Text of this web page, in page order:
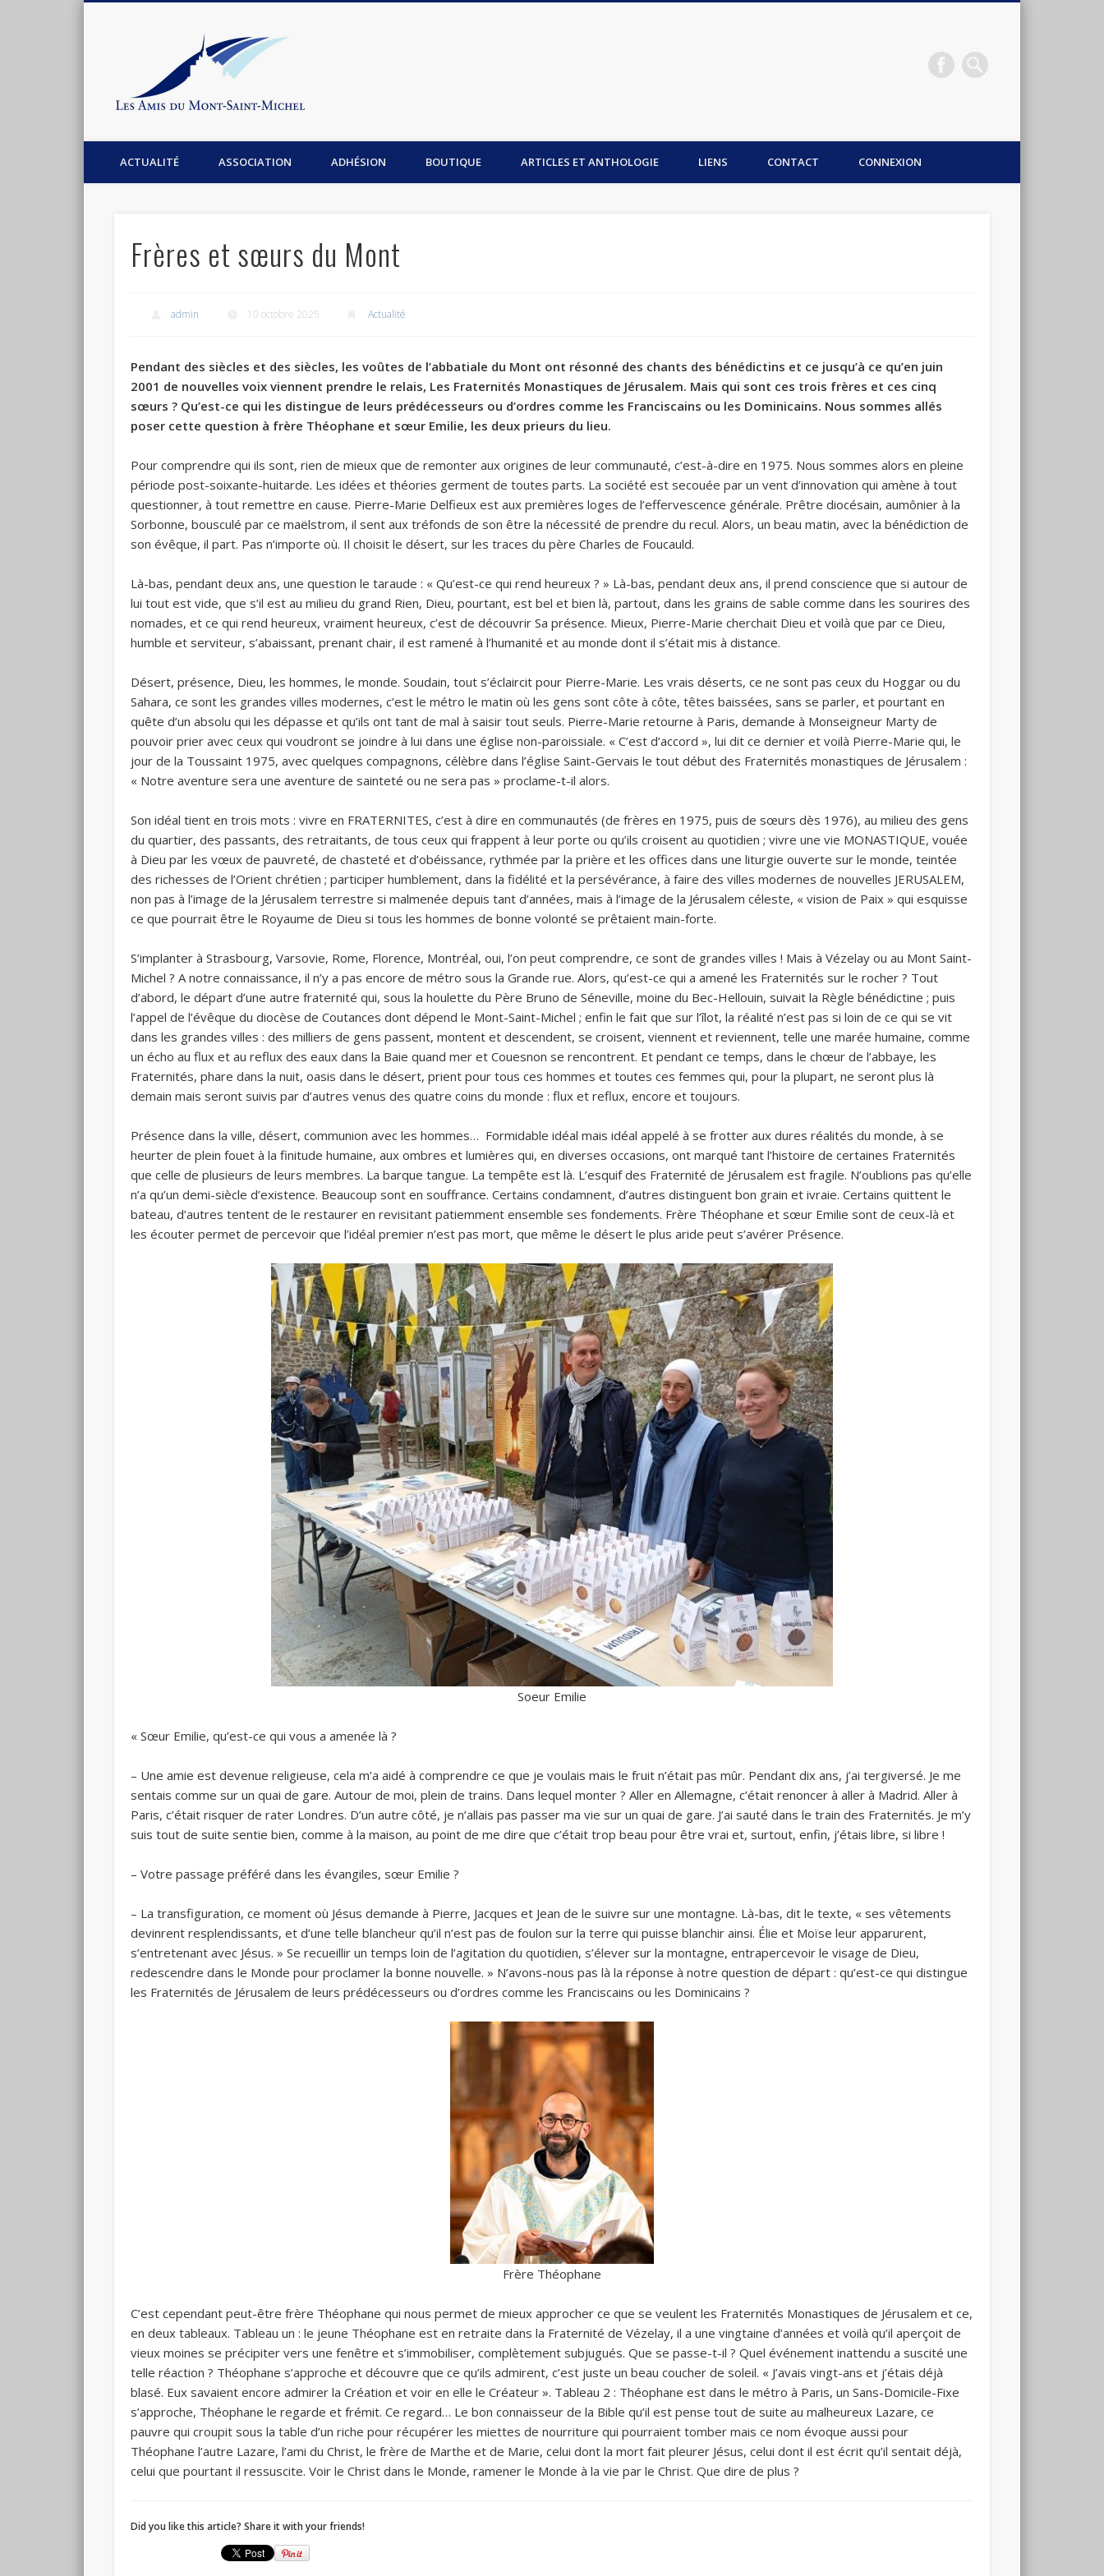
Association les amis du Mont-Saint-Michel
ACTUALITÉ ASSOCIATION ADHÉSION BOUTIQUE ARTICLES ET ANTHOLOGIE LIENS CONTACT CONNEXION
Frères et sœurs du Mont
admin 10 octobre 2025 Actualité
Pendant des siècles et des siècles, les voûtes de l’abbatiale du Mont ont résonné des chants des bénédictins et ce jusqu’à ce qu’en juin
2001 de nouvelles voix viennent prendre le relais, Les Fraternités Monastiques de Jérusalem. Mais qui sont ces trois frères et ces cinq
sœurs ? Qu’est-ce qui les distingue de leurs prédécesseurs ou d’ordres comme les Franciscains ou les Dominicains. Nous sommes allés
poser cette question à frère Théophane et sœur Emilie, les deux prieurs du lieu.
Pour comprendre qui ils sont, rien de mieux que de remonter aux origines de leur communauté, c’est-à-dire en 1975. Nous sommes alors en pleine
période post-soixante-huitarde. Les idées et théories germent de toutes parts. La société est secouée par un vent d’innovation qui amène à tout
questionner, à tout remettre en cause. Pierre-Marie Delfieux est aux premières loges de l’effervescence générale. Prêtre diocésain, aumônier à la
Sorbonne, bousculé par ce maëlstrom, il sent aux tréfonds de son être la nécessité de prendre du recul. Alors, un beau matin, avec la bénédiction de
son évêque, il part. Pas n’importe où. Il choisit le désert, sur les traces du père Charles de Foucauld.
Là-bas, pendant deux ans, une question le taraude : « Qu’est-ce qui rend heureux ? » Là-bas, pendant deux ans, il prend conscience que si autour de
lui tout est vide, que s’il est au milieu du grand Rien, Dieu, pourtant, est bel et bien là, partout, dans les grains de sable comme dans les sourires des
nomades, et ce qui rend heureux, vraiment heureux, c’est de découvrir Sa présence. Mieux, Pierre-Marie cherchait Dieu et voilà que par ce Dieu,
humble et serviteur, s’abaissant, prenant chair, il est ramené à l’humanité et au monde dont il s’était mis à distance.
Désert, présence, Dieu, les hommes, le monde. Soudain, tout s’éclaircit pour Pierre-Marie. Les vrais déserts, ce ne sont pas ceux du Hoggar ou du
Sahara, ce sont les grandes villes modernes, c’est le métro le matin où les gens sont côte à côte, têtes baissées, sans se parler, et pourtant en
quête d’un absolu qui les dépasse et qu’ils ont tant de mal à saisir tout seuls. Pierre-Marie retourne à Paris, demande à Monseigneur Marty de
pouvoir prier avec ceux qui voudront se joindre à lui dans une église non-paroissiale. « C’est d’accord », lui dit ce dernier et voilà Pierre-Marie qui, le
jour de la Toussaint 1975, avec quelques compagnons, célèbre dans l’église Saint-Gervais le tout début des Fraternités monastiques de Jérusalem :
« Notre aventure sera une aventure de sainteté ou ne sera pas » proclame-t-il alors.
Son idéal tient en trois mots : vivre en FRATERNITES, c’est à dire en communautés (de frères en 1975, puis de sœurs dès 1976), au milieu des gens
du quartier, des passants, des retraitants, de tous ceux qui frappent à leur porte ou qu’ils croisent au quotidien ; vivre une vie MONASTIQUE, vouée
à Dieu par les vœux de pauvreté, de chasteté et d’obéissance, rythmée par la prière et les offices dans une liturgie ouverte sur le monde, teintée
des richesses de l’Orient chrétien ; participer humblement, dans la fidélité et la persévérance, à faire des villes modernes de nouvelles JERUSALEM,
non pas à l’image de la Jérusalem terrestre si malmenée depuis tant d’années, mais à l’image de la Jérusalem céleste, « vision de Paix » qui esquisse
ce que pourrait être le Royaume de Dieu si tous les hommes de bonne volonté se prêtaient main-forte.
S’implanter à Strasbourg, Varsovie, Rome, Florence, Montréal, oui, l’on peut comprendre, ce sont de grandes villes ! Mais à Vézelay ou au Mont Saint-
Michel ? A notre connaissance, il n’y a pas encore de métro sous la Grande rue. Alors, qu’est-ce qui a amené les Fraternités sur le rocher ? Tout
d’abord, le départ d’une autre fraternité qui, sous la houlette du Père Bruno de Séneville, moine du Bec-Hellouin, suivait la Règle bénédictine ; puis
l’appel de l’évêque du diocèse de Coutances dont dépend le Mont-Saint-Michel ; enfin le fait que sur l’îlot, la réalité n’est pas si loin de ce qui se vit
dans les grandes villes : des milliers de gens passent, montent et descendent, se croisent, viennent et reviennent, telle une marée humaine, comme
un écho au flux et au reflux des eaux dans la Baie quand mer et Couesnon se rencontrent. Et pendant ce temps, dans le chœur de l’abbaye, les
Fraternités, phare dans la nuit, oasis dans le désert, prient pour tous ces hommes et toutes ces femmes qui, pour la plupart, ne seront plus là
demain mais seront suivis par d’autres venus des quatre coins du monde : flux et reflux, encore et toujours.
Présence dans la ville, désert, communion avec les hommes… Formidable idéal mais idéal appelé à se frotter aux dures réalités du monde, à se
heurter de plein fouet à la finitude humaine, aux ombres et lumières qui, en diverses occasions, ont marqué tant l’histoire de certaines Fraternités
que celle de plusieurs de leurs membres. La barque tangue. La tempête est là. L’esquif des Fraternité de Jérusalem est fragile. N’oublions pas qu’elle
n’a qu’un demi-siècle d’existence. Beaucoup sont en souffrance. Certains condamnent, d’autres distinguent bon grain et ivraie. Certains quittent le
bateau, d’autres tentent de le restaurer en revisitant patiemment ensemble ses fondements. Frère Théophane et sœur Emilie sont de ceux-là et
les écouter permet de percevoir que l’idéal premier n’est pas mort, que même le désert le plus aride peut s’avérer Présence.
Soeur Emilie
« Sœur Emilie, qu’est-ce qui vous a amenée là ?
– Une amie est devenue religieuse, cela m’a aidé à comprendre ce que je voulais mais le fruit n’était pas mûr. Pendant dix ans, j’ai tergiversé. Je me
sentais comme sur un quai de gare. Autour de moi, plein de trains. Dans lequel monter ? Aller en Allemagne, c’était renoncer à aller à Madrid. Aller à
Paris, c’était risquer de rater Londres. D’un autre côté, je n’allais pas passer ma vie sur un quai de gare. J’ai sauté dans le train des Fraternités. Je m’y
suis tout de suite sentie bien, comme à la maison, au point de me dire que c’était trop beau pour être vrai et, surtout, enfin, j’étais libre, si libre !
– Votre passage préféré dans les évangiles, sœur Emilie ?
– La transfiguration, ce moment où Jésus demande à Pierre, Jacques et Jean de le suivre sur une montagne. Là-bas, dit le texte, « ses vêtements
devinrent resplendissants, et d’une telle blancheur qu’il n’est pas de foulon sur la terre qui puisse blanchir ainsi. Élie et Moïse leur apparurent,
s’entretenant avec Jésus. » Se recueillir un temps loin de l’agitation du quotidien, s’élever sur la montagne, entrapercevoir le visage de Dieu,
redescendre dans le Monde pour proclamer la bonne nouvelle. » N’avons-nous pas là la réponse à notre question de départ : qu’est-ce qui distingue
les Fraternités de Jérusalem de leurs prédécesseurs ou d’ordres comme les Franciscains ou les Dominicains ?
Frère Théophane
C’est cependant peut-être frère Théophane qui nous permet de mieux approcher ce que se veulent les Fraternités Monastiques de Jérusalem et ce,
en deux tableaux. Tableau un : le jeune Théophane est en retraite dans la Fraternité de Vézelay, il a une vingtaine d’années et voilà qu’il aperçoit de
vieux moines se précipiter vers une fenêtre et s’immobiliser, complètement subjugués. Que se passe-t-il ? Quel événement inattendu a suscité une
telle réaction ? Théophane s’approche et découvre que ce qu’ils admirent, c’est juste un beau coucher de soleil. « J’avais vingt-ans et j’étais déjà
blasé. Eux savaient encore admirer la Création et voir en elle le Créateur ». Tableau 2 : Théophane est dans le métro à Paris, un Sans-Domicile-Fixe
s’approche, Théophane le regarde et frémit. Ce regard… Le bon connaisseur de la Bible qu’il est pense tout de suite au malheureux Lazare, ce
pauvre qui croupit sous la table d’un riche pour récupérer les miettes de nourriture qui pourraient tomber mais ce nom évoque aussi pour
Théophane l’autre Lazare, l’ami du Christ, le frère de Marthe et de Marie, celui dont la mort fait pleurer Jésus, celui dont il est écrit qu’il sentait déjà,
celui que pourtant il ressuscite. Voir le Christ dans le Monde, ramener le Monde à la vie par le Christ. Que dire de plus ?
Did you like this article? Share it with your friends!